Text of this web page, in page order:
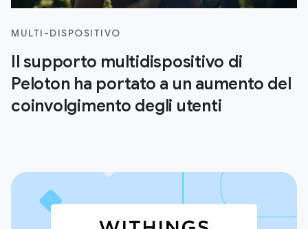
MULTI-DISPOSITIVO
Il supporto multidispositivo di
Peloton ha portato a un aumento del
coinvolgimento degli utenti